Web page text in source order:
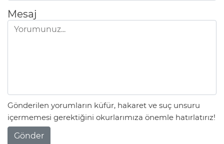
Mesaj
Gönderilen yorumların küfür, hakaret ve suç unsuru
içermemesi gerektiğini okurlarımıza önemle hatırlatırız!
Gönder